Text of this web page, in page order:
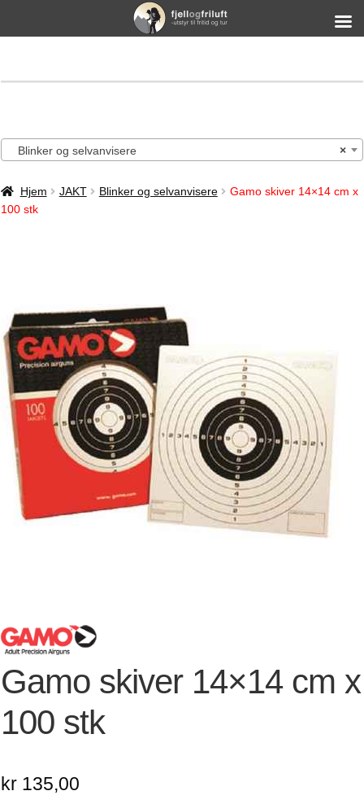
×
Blinker og selvanvisere
Hjem JAKT Blinker og selvanvisere
Gamo skiver 14×14 cm x
100 stk
Gamo skiver 14×14 cm x
100 stk
kr 135,00